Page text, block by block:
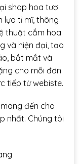
shop hoa tươi
lựa tỉ mĩ, thông
thuật cắm hoa
và hiện đại, tạo
bắt mắt và
cho mỗi đơn
tiếp từ webiste.
đến cho
nhất. Chúng tôi